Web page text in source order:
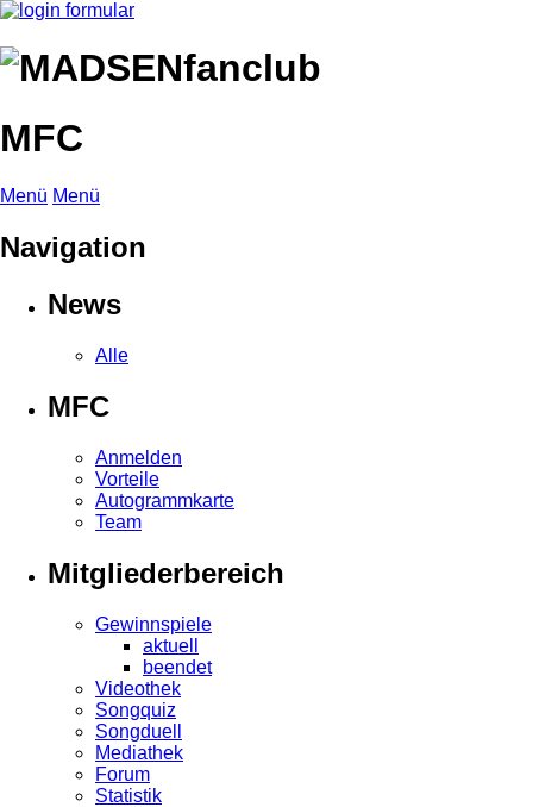
MFC
Menü Menü
Navigation
News
Alle
MFC
Anmelden
Vorteile
Autogrammkarte
Team
Mitgliederbereich
Gewinnspiele
aktuell
beendet
Videothek
Songquiz
Songduell
Mediathek
Forum
Statistik